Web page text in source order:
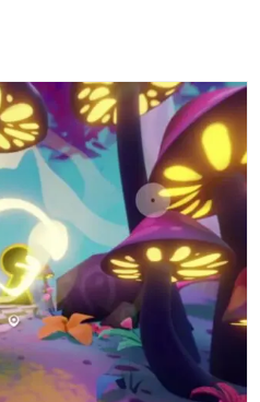
SOMA